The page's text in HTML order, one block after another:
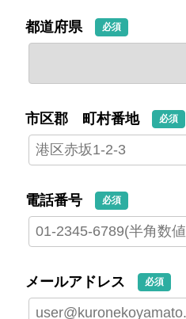
都道府県 必須
市区郡 町村番地 必須
電話番号 必須
メールアドレス 必須